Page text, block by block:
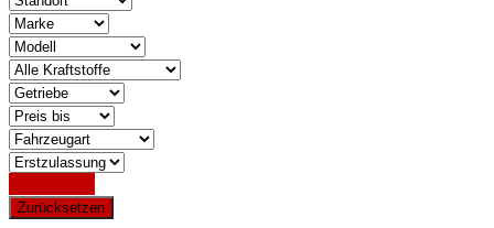
Zurücksetzen